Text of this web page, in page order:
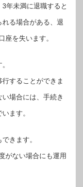
年未満に退職すると
る場合がある、退
座を失います。
することができま
場合には、手続き
ます。
きます。
がない場合にも運用